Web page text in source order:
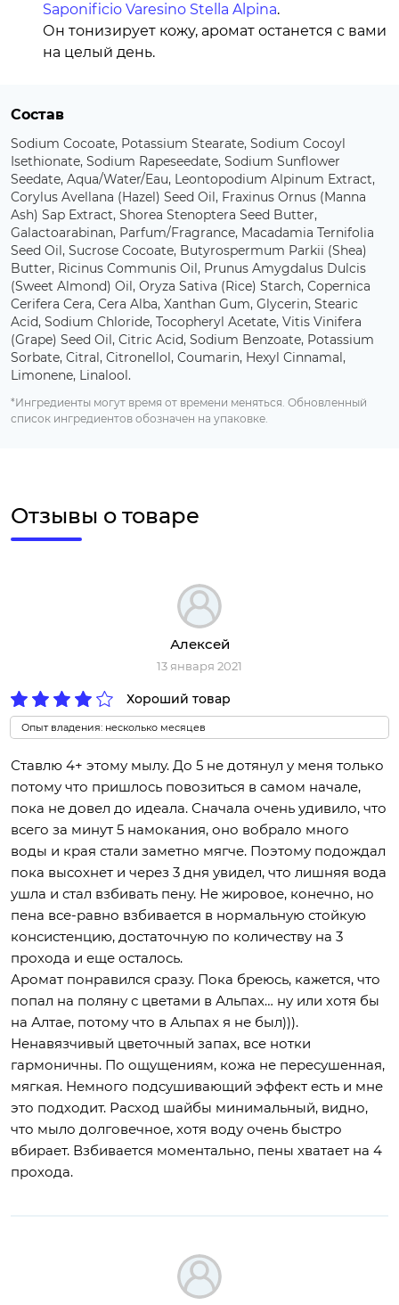
Saponificio Varesino Stella Alpina.
Он тонизирует кожу, аромат останется с вами
на целый день.
Состав
Sodium Cocoate, Potassium Stearate, Sodium Cocoyl
Isethionate, Sodium Rapeseedate, Sodium Sunflower
Seedate, Aqua/Water/Eau, Leontopodium Alpinum Extract,
Corylus Avellana (Hazel) Seed Oil, Fraxinus Ornus (Manna
Ash) Sap Extract, Shorea Stenoptera Seed Butter,
Galactoarabinan, Parfum/Fragrance, Macadamia Ternifolia
Seed Oil, Sucrose Cocoate, Butyrospermum Parkii (Shea)
Butter, Ricinus Communis Oil, Prunus Amygdalus Dulcis
(Sweet Almond) Oil, Oryza Sativa (Rice) Starch, Copernica
Cerifera Cera, Cera Alba, Xanthan Gum, Glycerin, Stearic
Acid, Sodium Chloride, Tocopheryl Acetate, Vitis Vinifera
(Grape) Seed Oil, Citric Acid, Sodium Benzoate, Potassium
Sorbate, Citral, Citronellol, Coumarin, Hexyl Cinnamal,
Limonene, Linalool.
*Ингредиенты могут время от времени меняться. Обновленный
список ингредиентов обозначен на упаковке.
Отзывы о товаре
Алексей
13 января 2021
Хороший товар
Опыт владения: несколько месяцев
Ставлю 4+ этому мылу. До 5 не дотянул у меня только
потому что пришлось повозиться в самом начале,
пока не довел до идеала. Сначала очень удивило, что
всего за минут 5 намокания, оно вобрало много
воды и края стали заметно мягче. Поэтому подождал
пока высохнет и через 3 дня увидел, что лишняя вода
ушла и стал взбивать пену. Не жировое, конечно, но
пена все-равно взбивается в нормальную стойкую
консистенцию, достаточную по количеству на 3
прохода и еще осталось.
Аромат понравился сразу. Пока бреюсь, кажется, что
попал на поляну с цветами в Альпах… ну или хотя бы
на Алтае, потому что в Альпах я не был))).
Ненавязчивый цветочный запах, все нотки
гармоничны. По ощущениям, кожа не пересушенная,
мягкая. Немного подсушивающий эффект есть и мне
это подходит. Расход шайбы минимальный, видно,
что мыло долговечное, хотя воду очень быстро
вбирает. Взбивается моментально, пены хватает на 4
прохода.